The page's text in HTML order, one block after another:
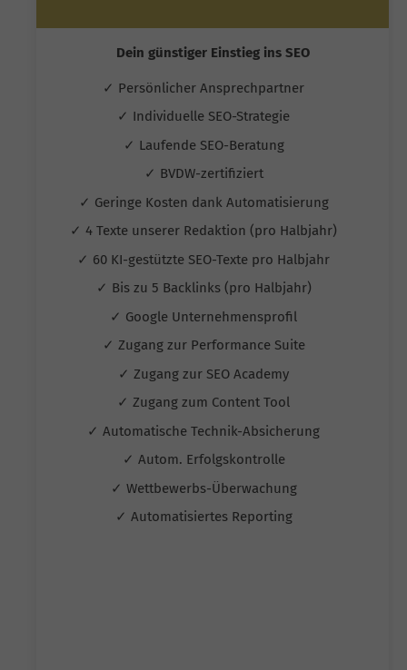
Dein günstiger Einstieg ins SEO
✓ Persönlicher Ansprechpartner
✓ Individuelle SEO-Strategie
✓ Laufende SEO-Beratung
✓ BVDW-zertifiziert
✓ Geringe Kosten dank Automatisierung
✓ 4 Texte unserer Redaktion (pro Halbjahr)
✓ 60 KI-gestützte SEO-Texte pro Halbjahr
✓ Bis zu 5 Backlinks (pro Halbjahr)
✓ Google Unternehmensprofil
✓ Zugang zur Performance Suite
✓ Zugang zur SEO Academy
✓ Zugang zum Content Tool
✓ Automatische Technik-Absicherung
✓ Autom. Erfolgskontrolle
✓ Wettbewerbs-Überwachung
✓ Automatisiertes Reporting